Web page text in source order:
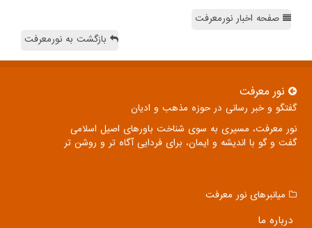
صفحه اخبار نورمعرفت
بازگشت به نورمعرفت
نور معرفت
گفتگو و خبر رسانی در حوزه مذهب و ادیان
نور معرفت، مسیری به سوی شناخت باورهای اصیل اسلامی
گفت و گو با اندیشه و ایمان، برای فردایی آگاه تر و روشن تر
میانبرهای نور معرفت
درباره ما